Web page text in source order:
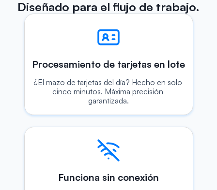
Diseñado para el flujo de trabajo.
Procesamiento de tarjetas en lote
¿El mazo de tarjetas del día? Hecho en solo
cinco minutos. Máxima precisión
garantizada.
Funciona sin conexión